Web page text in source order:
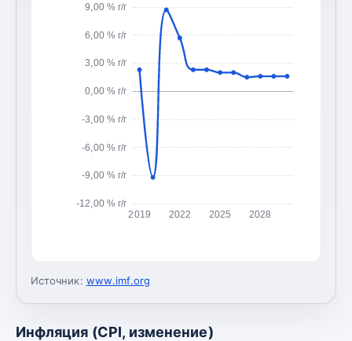
-12,00 % г/г
-9,00 % г/г
-6,00 % г/г
-3,00 % г/г
0,00 % г/г
3,00 % г/г
6,00 % г/г
9,00 % г/г
2019 2022 2025 2028
Источник: www.imf.org
Инфляция (CPI, изменение)